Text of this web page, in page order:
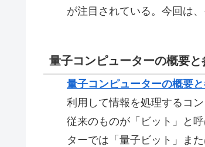
が注目されている。今回は
量子コンピューターの概要
量子コンピューターの概要
利用して情報を処理するコ
従来のものが「ビット」と
ターでは「量子ビット」ま